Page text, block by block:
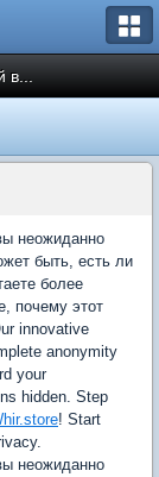
в...
неожиданно
быть, есть ли
более
почему этот
innovative
anonymity
your
hidden. Step
! Start
неожиданно